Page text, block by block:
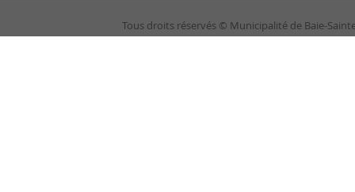
Tous droits réservés © Municipalité de Baie-